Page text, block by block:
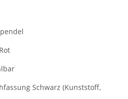
Schwarz (Kunststoff,